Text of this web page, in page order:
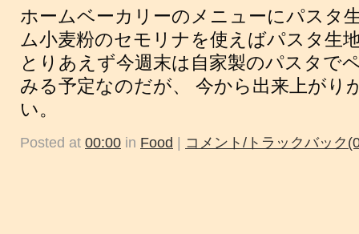
ホームベーカリーのメニューにパスタ
ム小麦粉のセモリナを使えばパスタ生
とりあえず今週末は自家製のパスタで
みる予定なのだが、 今から出来上がり
い。
Posted at 00:00 in Food コメント/トラックバック